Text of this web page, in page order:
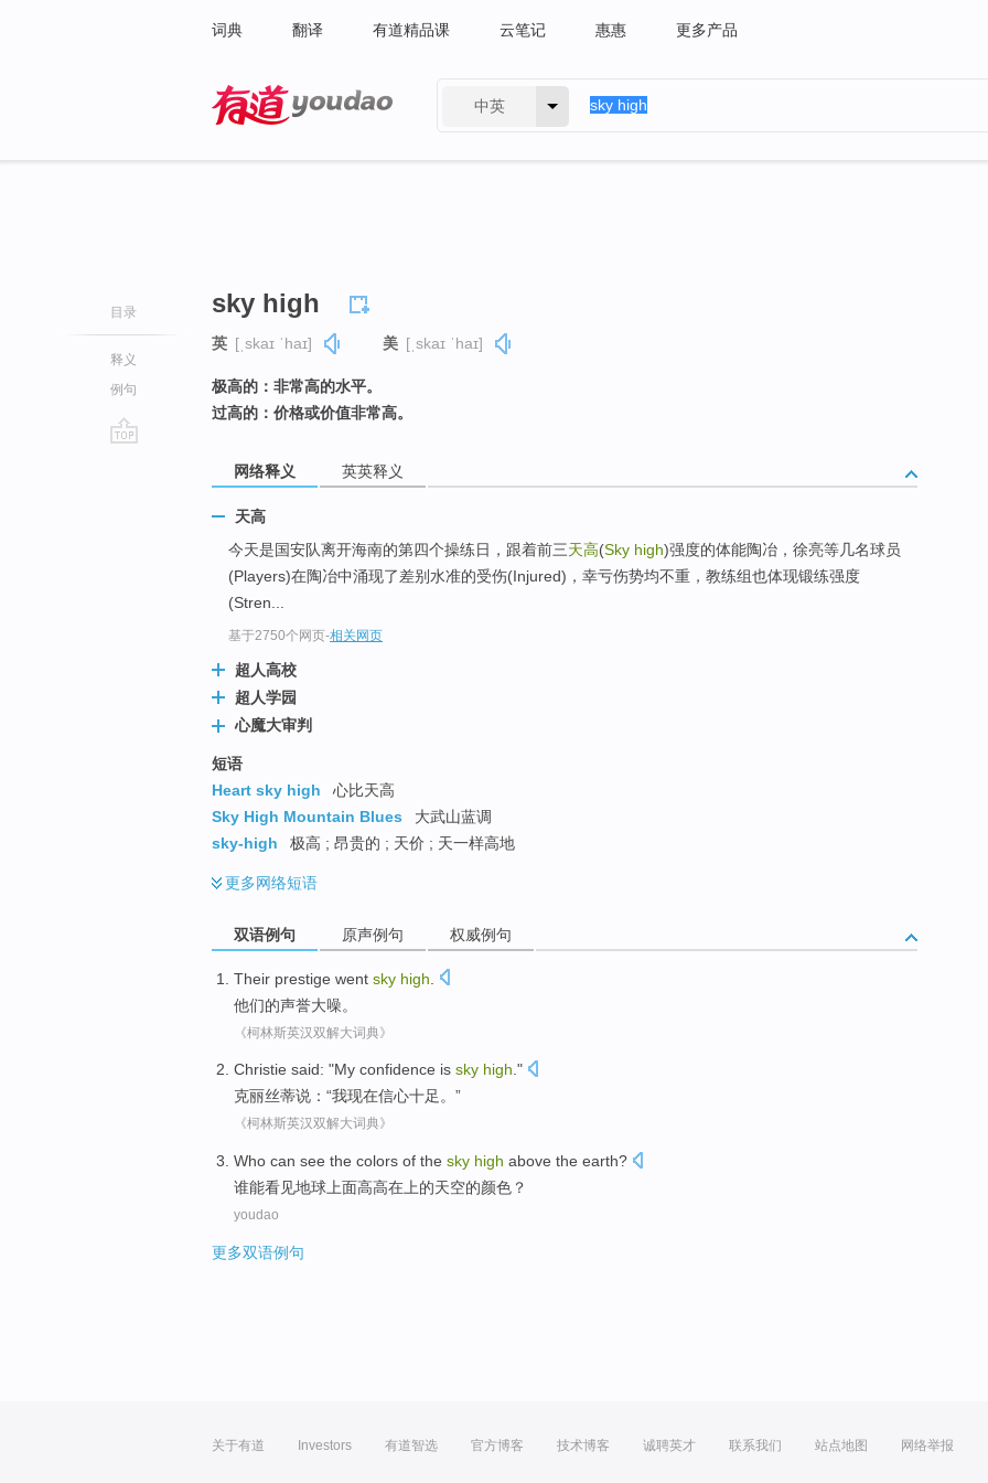
词典 翻译 有道精品课 云笔记 惠惠 更多产品
中英
目录
释义
例句
sky high
英 [ˌskaɪ ˈhaɪ] 美 [ˌskaɪ ˈhaɪ]
极高的：非常高的水平。
过高的：价格或价值非常高。
网络释义 英英释义
天高
今天是国安队离开海南的第四个操练日，跟着前三天高(Sky high)强度的体能陶冶，徐亮等几名球员
(Players)在陶冶中涌现了差别水准的受伤(Injured)，幸亏伤势均不重，教练组也体现锻练强度
(Stren...
基于2750个网页-相关网页
超人高校
超人学园
心魔大审判
短语
Heart sky high
心比天高
Sky High Mountain Blues
大武山蓝调
sky-high
极高 ; 昂贵的 ; 天价 ; 天一样高地
更多网络短语
双语例句 原声例句 权威例句
Their prestige went sky high
他们的声誉大噪。
《柯林斯英汉双解大词典》
Christie said: "My confidence is sky high."
克丽丝蒂说 ：“我现在信心十足。”
《柯林斯英汉双解大词典》
Who can see the colors of the sky high above the earth?
谁能看见地球 上面高高在上的天空的颜色 ？
youdao
更多双语例句
关于有道 Investors 有道智选 官方博客 技术博客 诚聘英才 联系我们 站点地图 网络举报